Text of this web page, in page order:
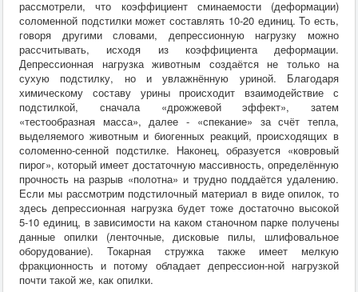
рассмотрели, что коэффициент сминаемости (деформации)
соломенной подстилки может составлять 10-20 единиц. То есть,
говоря другими словами, депрессионную нагрузку можно
рассчитывать, исходя из коэффициента деформации.
Депрессионная нагрузка животным создаётся не только на
сухую подстилку, но и увлажнённую уриной. Благодаря
химическому составу урины происходит взаимодействие с
подстилкой, сначала «дрожжевой эффект», затем
«тестообразная масса», далее - «спекание» за счёт тепла,
выделяемого животным и биогенных реакций, происходящих в
соломенно-сенной подстилке. Наконец, образуется «ковровый
пирог», который имеет достаточную массивность, определённую
прочность на разрыв «полотна» и трудно поддаётся удалению.
Если мы рассмотрим подстилочный материал в виде опилок, то
здесь депрессионная нагрузка будет тоже достаточно высокой
5-10 единиц, в зависимости на каком станочном парке получены
данные опилки (ленточные, дисковые пилы, шлифовальное
оборудование). Токарная стружка также имеет мелкую
фракционность и потому обладает депрессион-ной нагрузкой
почти такой же, как опилки.